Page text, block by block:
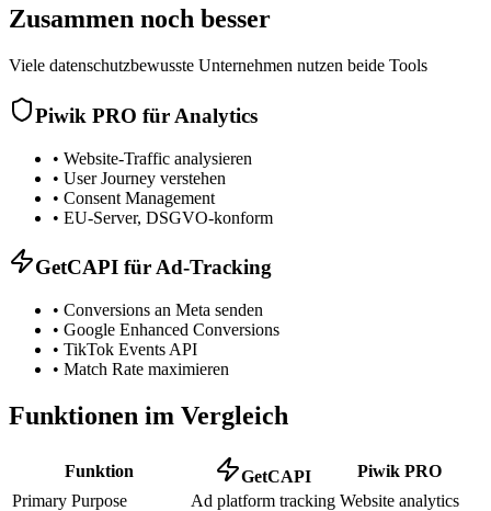
Zusammen noch besser
Viele datenschutzbewusste Unternehmen nutzen beide Tools
Piwik PRO für Analytics
• Website-Traffic analysieren
• User Journey verstehen
• Consent Management
• EU-Server, DSGVO-konform
GetCAPI für Ad-Tracking
• Conversions an Meta senden
• Google Enhanced Conversions
• TikTok Events API
• Match Rate maximieren
Funktionen im Vergleich
Funktion GetCAPI
Piwik PRO
Primary Purpose
Ad platform tracking Website analytics